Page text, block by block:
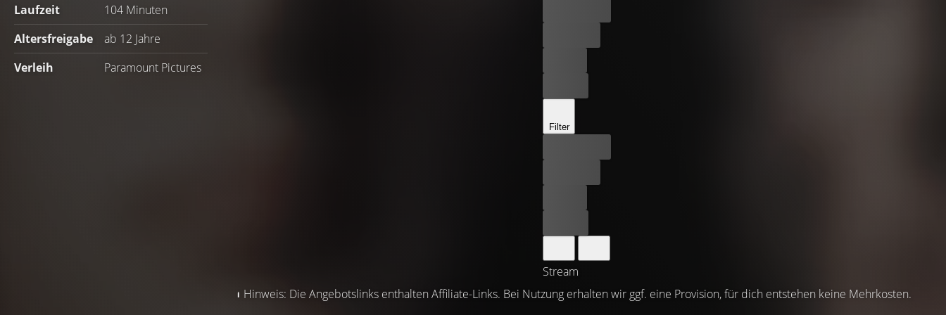
Laufzeit
104 Minuten
Altersfreigabe
ab 12 Jahre
Verleih
Paramount Pictures
Filter
Stream
Hinweis: Die Angebotslinks enthalten Affiliate-Links. Bei Nutzung erhalten wir ggf. eine Provision, für dich entstehen keine Mehrkosten.